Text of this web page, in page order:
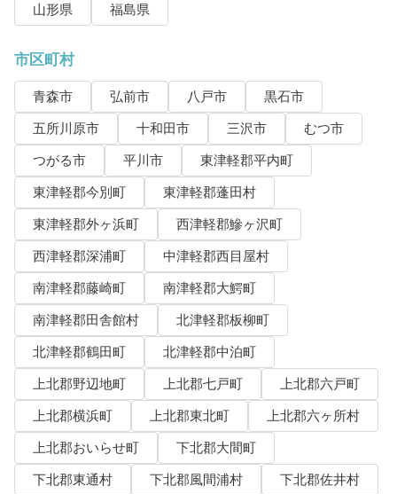
山形県
福島県
市区町村
青森市 弘前市 八戸市
黒石市
五所川原市
十和田市 三沢市
むつ市
つがる市
平川市
東津軽郡平内町
東津軽郡今別町
東津軽郡蓬田村
東津軽郡外ヶ浜町
西津軽郡鰺ヶ沢町
西津軽郡深浦町
中津軽郡西目屋村
南津軽郡藤崎町
南津軽郡大鰐町
南津軽郡田舎館村
北津軽郡板柳町
北津軽郡鶴田町
北津軽郡中泊町
上北郡野辺地町
上北郡七戸町
上北郡六戸町
上北郡横浜町
上北郡東北町
上北郡六ヶ所村
上北郡おいらせ町
下北郡大間町
下北郡東通村
下北郡風間浦村
下北郡佐井村